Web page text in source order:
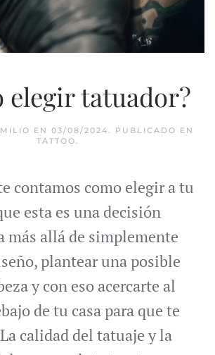
elegir tatuador?
EN 03/08/2024. PUBLICADO EN
TATTOO.
contamos como elegir a tu
esta es una decisión
más allá de simplemente
plantear una posible
y con eso acercarte al
de tu casa para que te
calidad del tatuaje y la